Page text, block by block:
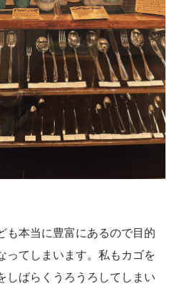
も本当に豊富にあるので目的
ってしまいます。私もカゴを
しばらくうろうろしてしまい